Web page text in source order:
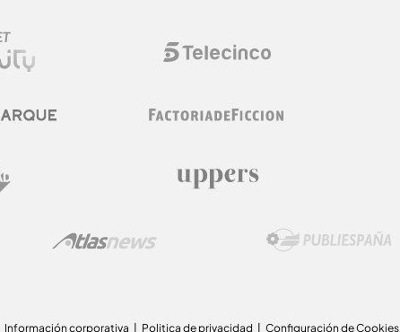
Información corporativa Politica de privacidad Configuración de Cookies